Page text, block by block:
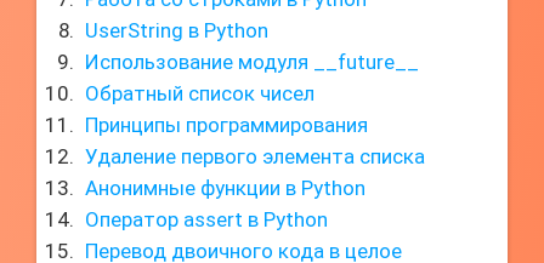
UserString в Python
Использование модуля __future__
Обратный список чисел
Принципы программирования
Удаление первого элемента списка
Анонимные функции в Python
Оператор assert в Python
Перевод двоичного кода в целое